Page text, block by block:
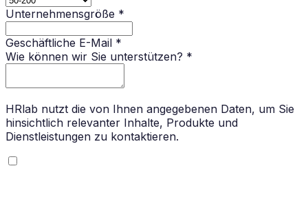
Unternehmensgröße *
Geschäftliche E-Mail *
Wie können wir Sie unterstützen? *
HRlab nutzt die von Ihnen angegebenen Daten, um Sie
hinsichtlich relevanter Inhalte, Produkte und
Dienstleistungen zu kontaktieren.